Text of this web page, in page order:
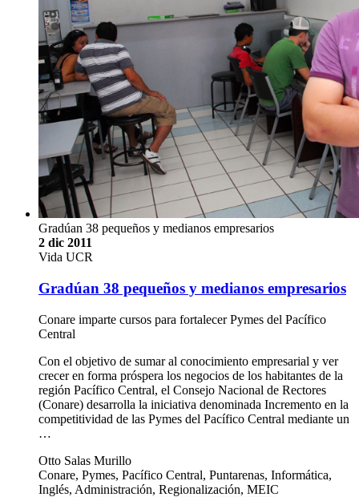
Gradúan 38 pequeños y medianos empresarios
2 dic 2011
Vida UCR
Gradúan 38 pequeños y medianos empresarios
Conare imparte cursos para fortalecer Pymes del Pacífico
Central
Con el objetivo de sumar al conocimiento empresarial y ver
crecer en forma próspera los negocios de los habitantes de la
región Pacífico Central, el Consejo Nacional de Rectores
(Conare) desarrolla la iniciativa denominada Incremento en la
competitividad de las Pymes del Pacífico Central mediante un
…
Otto Salas Murillo
Conare, Pymes, Pacífico Central, Puntarenas, Informática,
Inglés, Administración, Regionalización, MEIC